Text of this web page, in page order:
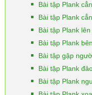
Bài tập Plank
Bài tập Plank
Bài tập Plank
Bài tập Plank
Bài tập gập
Bài tập Plank
Bài tập Plank